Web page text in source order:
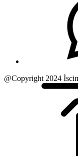
@Copyright 2024